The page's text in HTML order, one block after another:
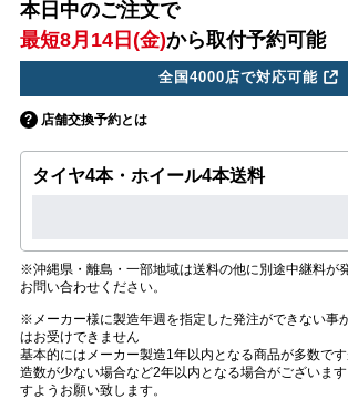
本日中のご注文で
最短8月14日(金)から取付予約可能
全国4000店で対応可能
店舗交換予約とは
タイヤ4本・ホイール4本送料
※沖縄県・離島・一部地域は送料の他に別途中継料が
お問い合わせください。
※メーカー様に製造年週を指定した発注ができない事
はお受けできません
基本的にはメーカー製造1年以内となる商品が多数で
造数が少ない場合など2年以内となる場合がございま
すようお願い致します。